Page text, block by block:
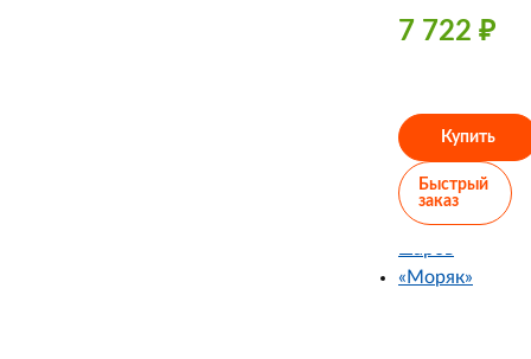
7 722 ₽
Купить
Быстрый
заказ